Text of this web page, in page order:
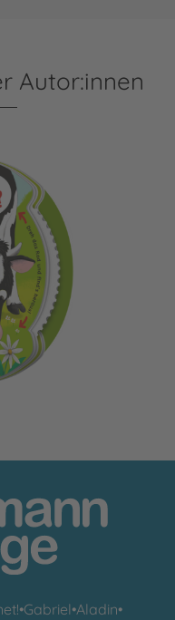
Autor:innen
Welches Tier macht
•Gabriel•Aladin•